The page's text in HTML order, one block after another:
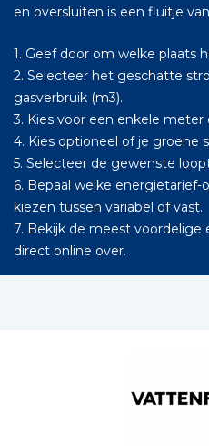
en oversluiten is een fluitje
1. Geef door om welke plaats
2. Selecteer het geschatte
gasverbruik (m3).
3. Kies voor een enkele
4. Kies optioneel of je groene
5. Selecteer de gewenste
6. Bepaal welke energietarief-
kiezen tussen variabel of vast.
7. Bekijk de meest voordelige
direct online over.